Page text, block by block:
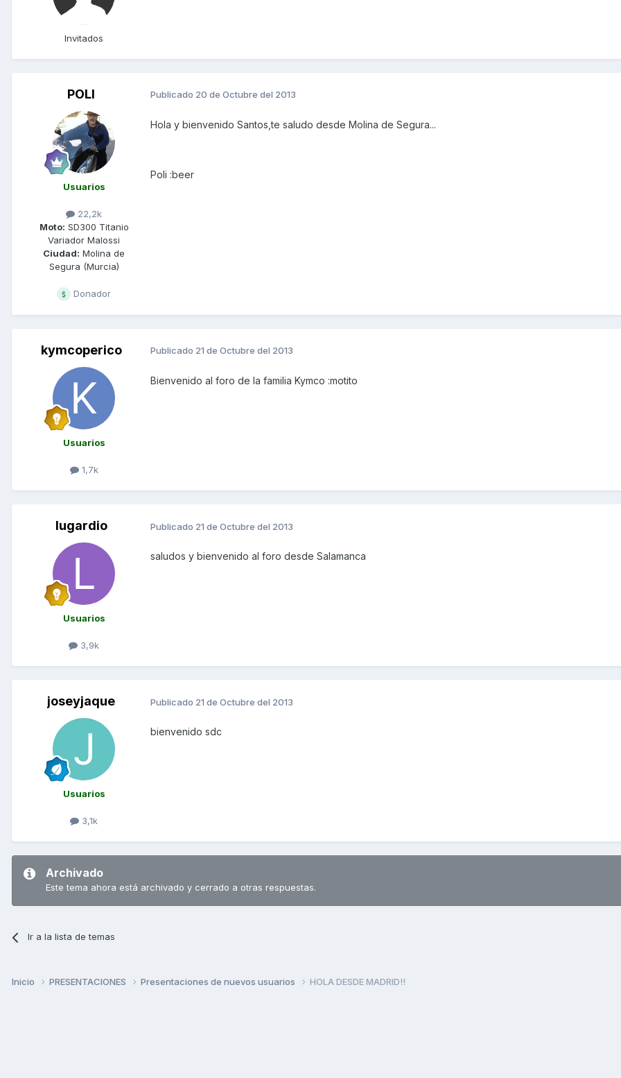
Invitados
POLI
Usuarios
22,2k
Moto: SD300 Titanio
Variador Malossi
Ciudad: Molina de
Segura (Murcia)
Donador
Publicado 20 de Octubre del 2013
Hola y bienvenido Santos,te saludo desde Molina de Segura...
Poli :beer
kymcoperico
Usuarios
1,7k
Publicado 21 de Octubre del 2013
Bienvenido al foro de la familia Kymco :motito
lugardio
Usuarios
3,9k
Publicado 21 de Octubre del 2013
saludos y bienvenido al foro desde Salamanca
joseyjaque
Usuarios
3,1k
Publicado 21 de Octubre del 2013
bienvenido sdc
Archivado
Este tema ahora está archivado y cerrado a otras respuestas.
Ir a la lista de temas
Inicio PRESENTACIONES Presentaciones de nuevos usuarios HOLA DESDE MADRID!!